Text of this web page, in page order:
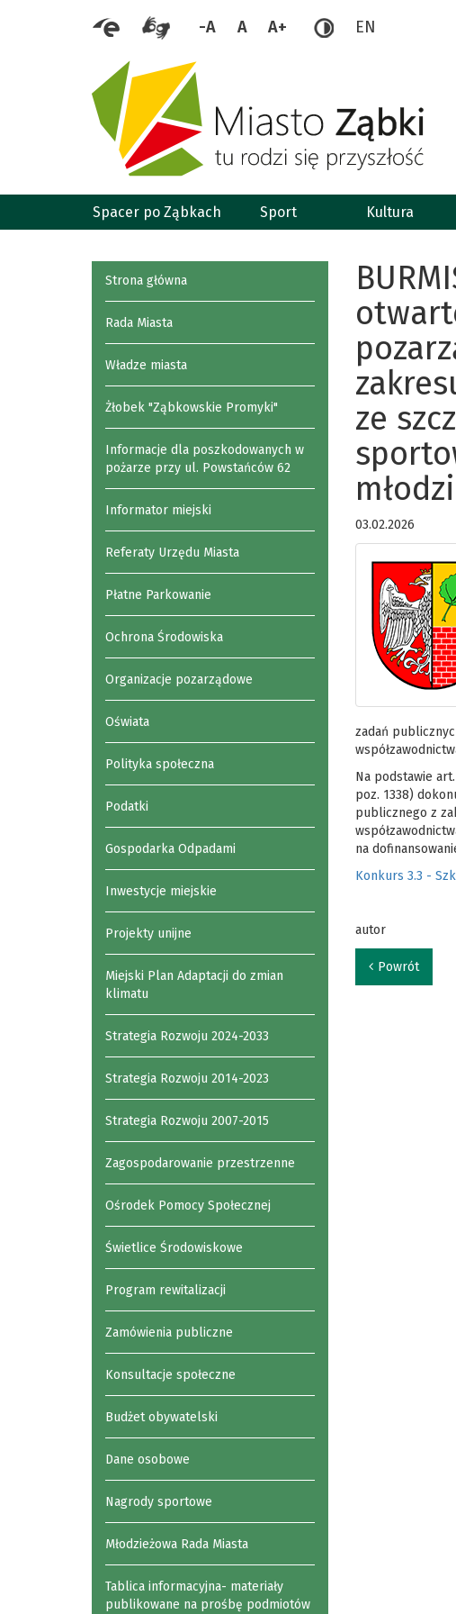
-A A A+ EN
Spacer po Ząbkach Sport Kultura
Strona główna
Rada Miasta
Władze miasta
Żłobek "Ząbkowskie Promyki"
Informacje dla poszkodowanych w
pożarze przy ul. Powstańców 62
Informator miejski
Referaty Urzędu Miasta
Płatne Parkowanie
Ochrona Środowiska
Organizacje pozarządowe
Oświata
Polityka społeczna
Podatki
Gospodarka Odpadami
Inwestycje miejskie
Projekty unijne
Miejski Plan Adaptacji do zmian
klimatu
Strategia Rozwoju 2024-2033
Strategia Rozwoju 2014-2023
Strategia Rozwoju 2007-2015
Zagospodarowanie przestrzenne
Ośrodek Pomocy Społecznej
Świetlice Środowiskowe
Program rewitalizacji
Zamówienia publiczne
Konsultacje społeczne
Budżet obywatelski
Dane osobowe
Nagrody sportowe
Młodzieżowa Rada Miasta
Tablica informacyjna- materiały
publikowane na prośbę podmiotów
ze
03.02.2026
zadań
Na podstawie
poz. 1338)
publicznego z
na
Konkurs 3.3 -
autor
Powrót